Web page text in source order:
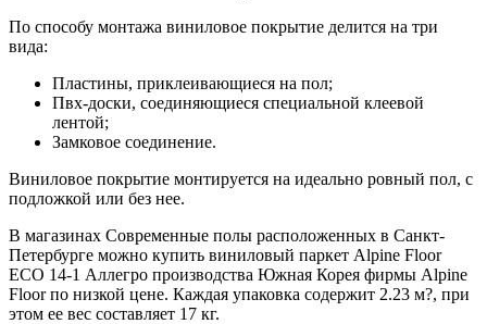
По способу монтажа виниловое покрытие делится на три
вида:
Пластины, приклеивающиеся на пол;
Пвх-доски, соединяющиеся специальной клеевой
лентой;
Замковое соединение.
Виниловое покрытие монтируется на идеально ровный пол, с
подложкой или без нее.
В магазинах Современные полы расположенных в Санкт-
Петербурге можно купить виниловый паркет Alpine Floor
ЕСО 14-1 Аллегро производства Южная Корея фирмы Alpine
Floor по низкой цене. Каждая упаковка содержит 2.23 м?, при
этом ее вес составляет 17 кг.